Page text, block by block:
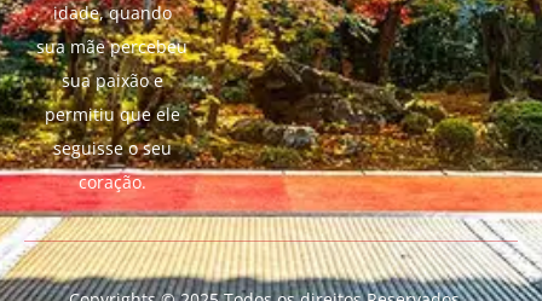
idade, quando
sua mãe percebeu
sua paixão e
permitiu que ele
seguisse o seu
coração.